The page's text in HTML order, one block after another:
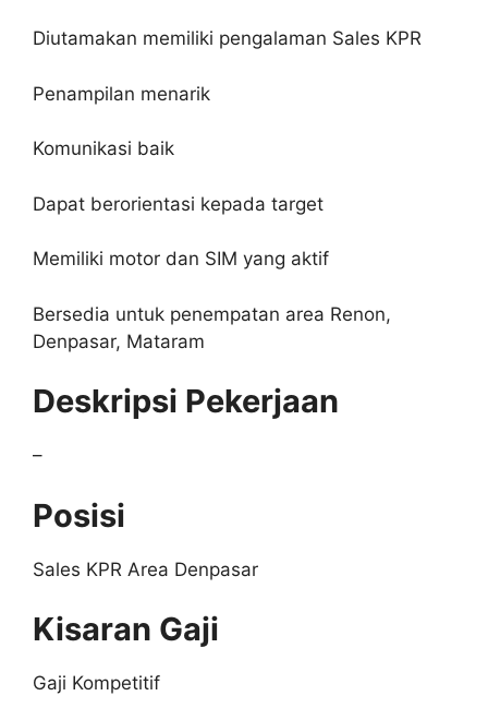
Diutamakan memiliki pengalaman Sales KPR
Penampilan menarik
Komunikasi baik
Dapat berorientasi kepada target
Memiliki motor dan SIM yang aktif
Bersedia untuk penempatan area Renon,
Denpasar, Mataram
Deskripsi Pekerjaan
–
Posisi
Sales KPR Area Denpasar
Kisaran Gaji
Gaji Kompetitif